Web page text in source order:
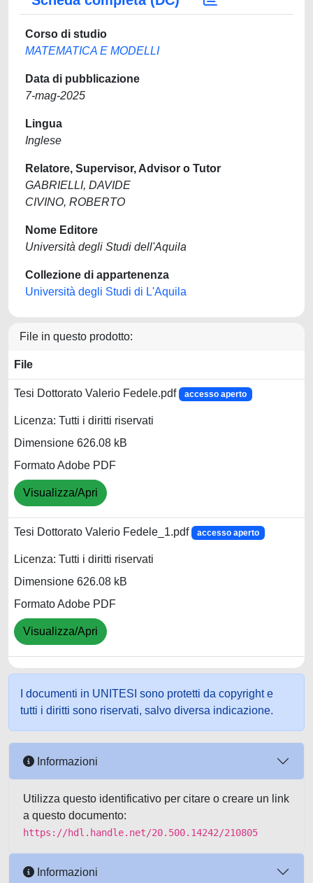
Corso di studio
MATEMATICA E MODELLI
Data di pubblicazione
7-mag-2025
Lingua
Inglese
Relatore, Supervisor, Advisor o Tutor
GABRIELLI, DAVIDE
CIVINO, ROBERTO
Nome Editore
Università degli Studi dell'Aquila
Collezione di appartenenza
Università degli Studi di L'Aquila
File in questo prodotto:
File
Tesi Dottorato Valerio Fedele.pdf accesso aperto
Licenza: Tutti i diritti riservati
Dimensione 626.08 kB
Formato Adobe PDF
Visualizza/Apri
Tesi Dottorato Valerio Fedele_1.pdf accesso aperto
Licenza: Tutti i diritti riservati
Dimensione 626.08 kB
Formato Adobe PDF
Visualizza/Apri
I documenti in UNITESI sono protetti da copyright e
tutti i diritti sono riservati, salvo diversa indicazione.
Informazioni
Utilizza questo identificativo per citare o creare un link
a questo documento:
https://hdl.handle.net/20.500.14242/210805
Informazioni